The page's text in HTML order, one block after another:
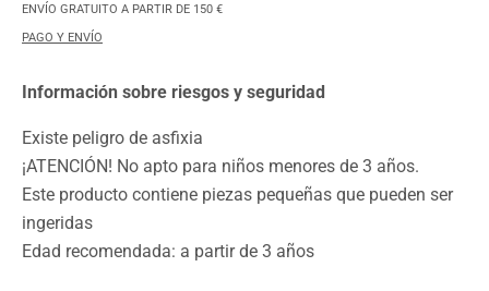
ENVÍO GRATUITO A PARTIR DE 150 €
PAGO Y ENVÍO
Información sobre riesgos y seguridad
Existe peligro de asfixia
¡ATENCIÓN! No apto para niños menores de 3 años.
Este producto contiene piezas pequeñas que pueden ser
ingeridas
Edad recomendada: a partir de 3 años